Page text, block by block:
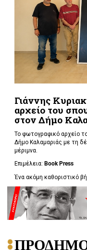
Γιάννης
αρχείο του
στον Δήμο
Το φωτογραφικό αρχείο
Δήμο Καλαμαριάς με τη
μέριμνα.
Επιμέλεια: Book Press
Ένα ακόμη καθοριστικό